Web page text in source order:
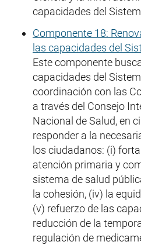
capacidades del
Componente 18:
las capacidades del
Este componente
capacidades del
coordinación con las
a través del Consejo
Nacional de Salud, en
responder a la
los ciudadanos: (i)
atención primaria y
sistema de salud
la cohesión, (iv) la
(v) refuerzo de las
reducción de la
regulación de